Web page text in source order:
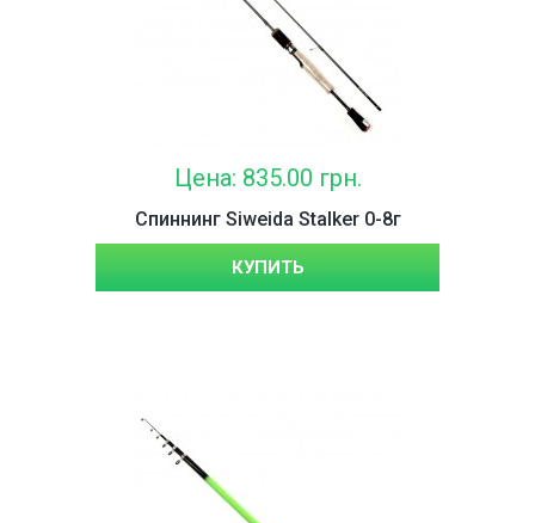
Цена: 835.00 грн.
Спиннинг Siweida Stalker 0-8г
КУПИТЬ